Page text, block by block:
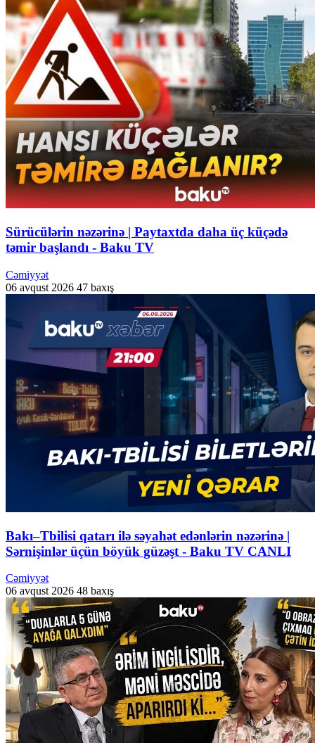
Sürücülərin nəzərinə | Paytaxtda daha üç küçədə
təmir başlandı - Baku TV
Cəmiyyət
06 avqust 2026 47 baxış
Bakı–Tbilisi qatarı ilə səyahət edənlərin nəzərinə |
Sərnişinlər üçün böyük güzəşt - Baku TV CANLI
Cəmiyyət
06 avqust 2026 48 baxış